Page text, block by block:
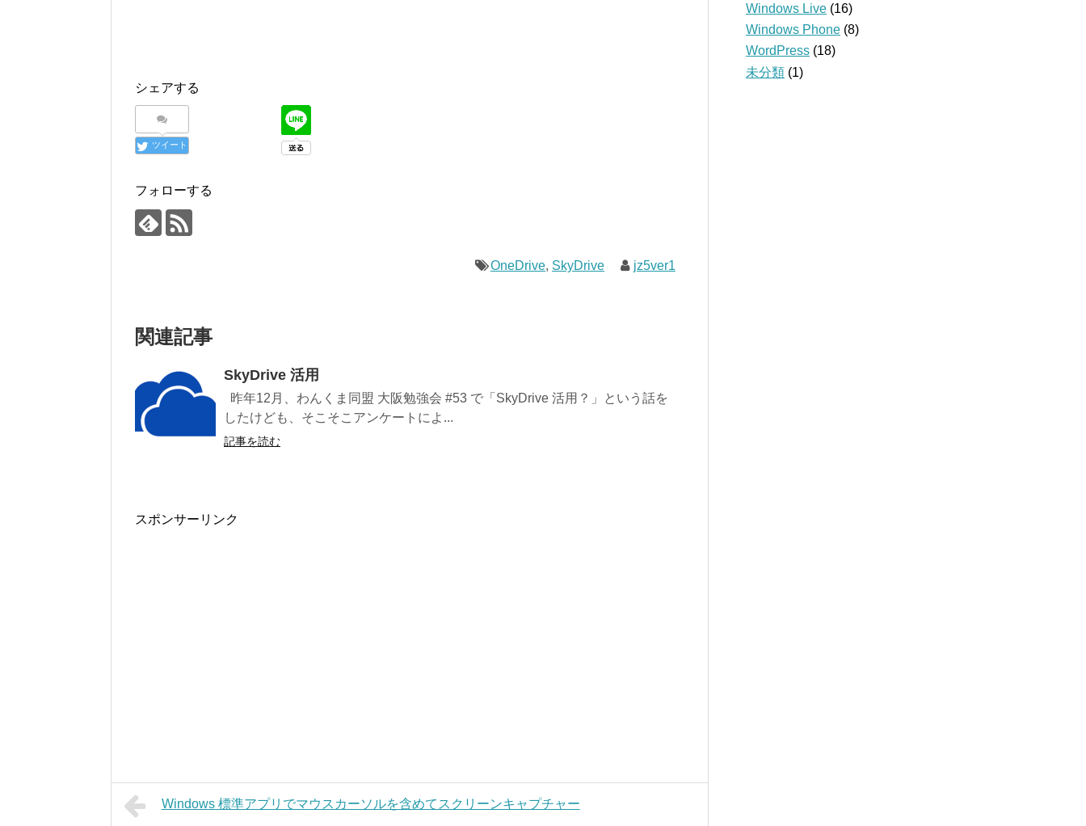
シェアする
ツイート
フォローする
OneDrive, SkyDrive jz5ver1
関連記事
SkyDrive 活用
昨年12月、わんくま同盟 大阪勉強会 #53 で「SkyDrive 活用？」という話を
したけども、そこそこアンケートによ...
記事を読む
スポンサーリンク
Windows 標準アプリでマウスカーソルを含めてスクリーンキャプチャー
Windows Live (16)
Windows Phone (8)
WordPress (18)
未分類 (1)